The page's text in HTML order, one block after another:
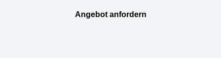
Angebot anfordern